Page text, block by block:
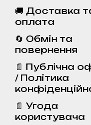
🚚 Доставка
оплата
🔄 Обмін та
повернення
📄 Публічна
/ Політика
📄 Угода
користувача